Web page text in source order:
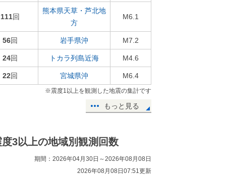
111回
熊本県天草・芦北地
方
M6.1
56回 岩手県沖 M7.2
24回 トカラ列島近海 M4.6
22回 宮城県沖 M6.4
※震度1以上を観測した地震の集計です
もっと見る
度3以上の地域別観測回数
期間：2026年04月30日～2026年08月08日
2026年08月08日07:51更新